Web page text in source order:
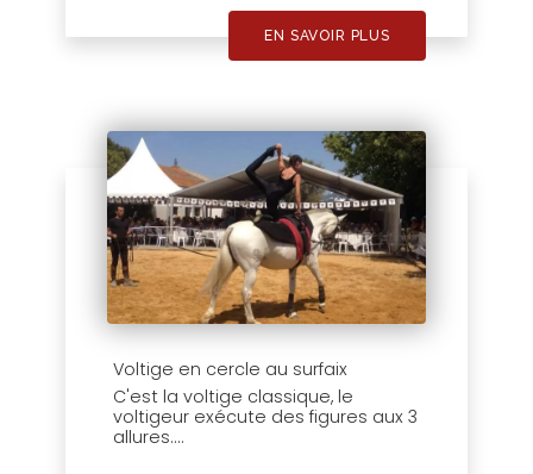
EN SAVOIR PLUS
Voltige en cercle au surfaix
C'est la voltige classique, le
voltigeur exécute des figures aux 3
allures....